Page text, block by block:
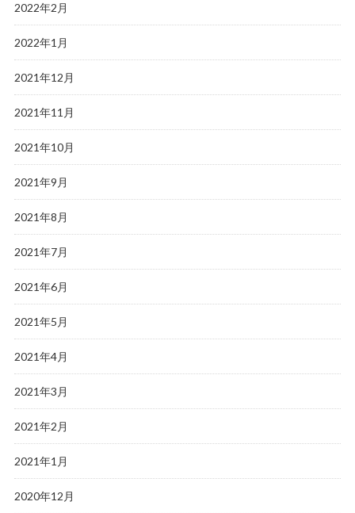
2022年2月
2022年1月
2021年12月
2021年11月
2021年10月
2021年9月
2021年8月
2021年7月
2021年6月
2021年5月
2021年4月
2021年3月
2021年2月
2021年1月
2020年12月